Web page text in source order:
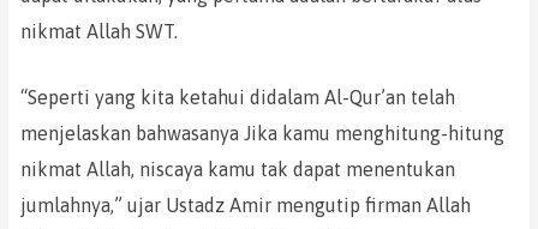
nikmat Allah SWT.
“Seperti yang kita ketahui didalam Al-Qur’an telah
menjelaskan bahwasanya Jika kamu menghitung-hitung
nikmat Allah, niscaya kamu tak dapat menentukan
jumlahnya,” ujar Ustadz Amir mengutip firman Allah